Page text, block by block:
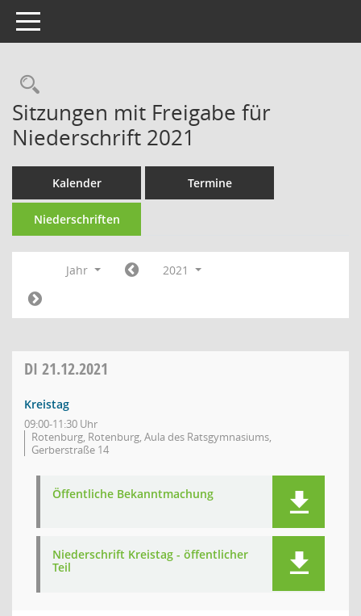
Toggle navigation
Rechercheauswahl
Sitzungen mit Freigabe für
Niederschrift 2021
Kalender Termine
Niederschriften
Jahr 2021
DI 21.12.2021
Kreistag
09:00-11:30 Uhr
Rotenburg, Rotenburg, Aula des Ratsgymnasiums,
Gerberstraße 14
Öffentliche Bekanntmachung
Niederschrift Kreistag - öffentlicher
Teil